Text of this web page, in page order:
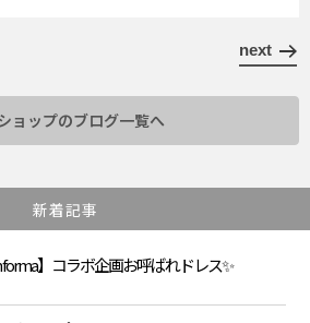
next
ョップのブログ一覧へ
新着記事
】コラボ企画お呼ばれドレス✨